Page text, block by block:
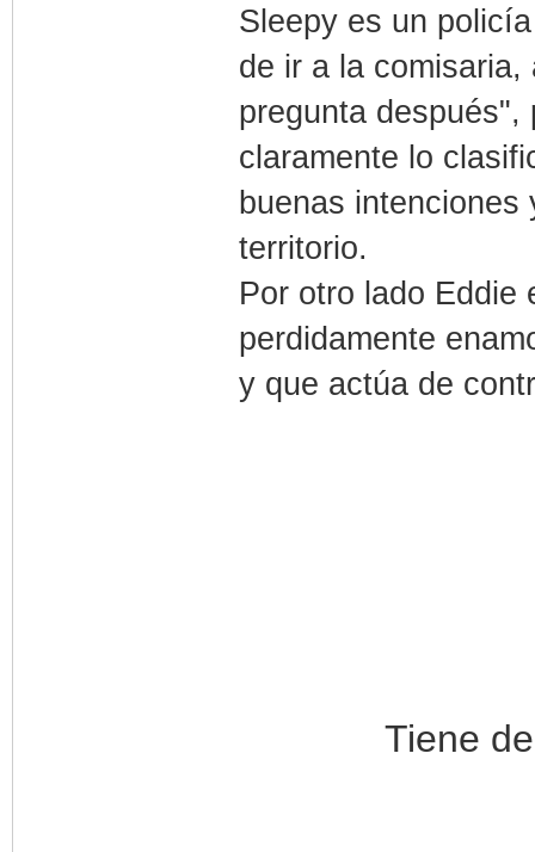
Sleepy es un
de ir a la
pregunta
claramente lo
buenas intenciones
territorio.
Por otro lado Eddie
perdidamente
y que actúa de
Tiene